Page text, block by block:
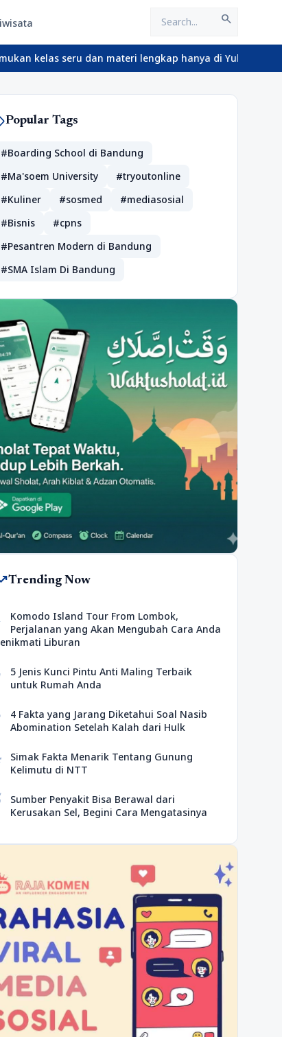
search
seru dan materi lengkap hanya di YukBelajar.com.
Popular Tags
#Boarding School di Bandung
#Ma'soem University
#tryoutonline
#Kuliner
#sosmed
#mediasosial
#Bisnis
#cpns
#Pesantren Modern di Bandung
#SMA Islam Di Bandung
Trending Now
Komodo Island Tour From Lombok,
Perjalanan yang Akan Mengubah Cara Anda
Liburan
5 Jenis Kunci Pintu Anti Maling Terbaik
untuk Rumah Anda
4 Fakta yang Jarang Diketahui Soal Nasib
Abomination Setelah Kalah dari Hulk
Simak Fakta Menarik Tentang Gunung
Kelimutu di NTT
Sumber Penyakit Bisa Berawal dari
Kerusakan Sel, Begini Cara Mengatasinya